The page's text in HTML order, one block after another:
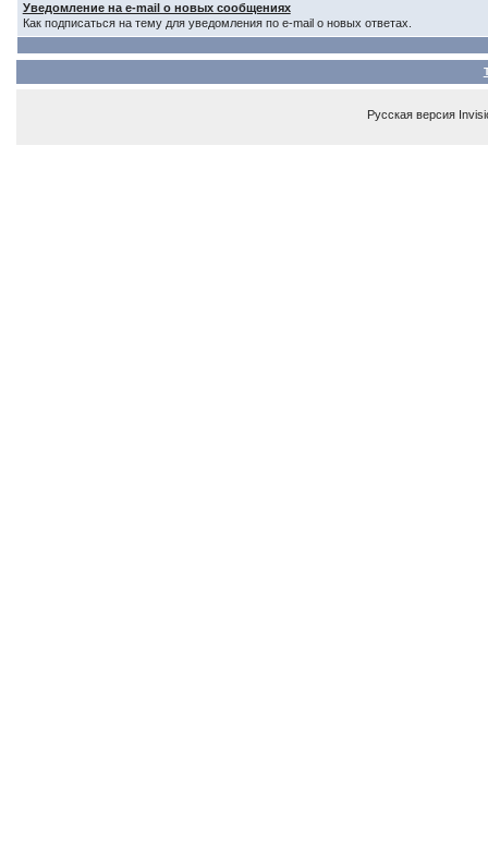
Уведомление на e-mail о новых сообщениях
Как подписаться на тему для уведомления по e-mail о новых ответах.
Русская версия